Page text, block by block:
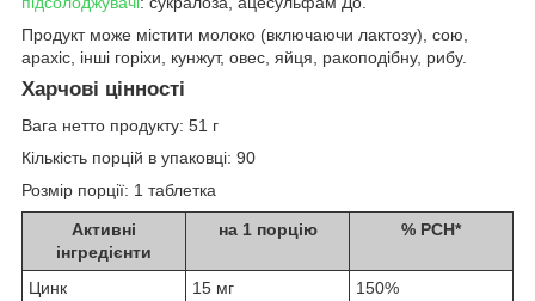
Продукт може містити молоко (включаючи лактозу), сою,
арахіс, інші горіхи, кунжут, овес, яйця, ракоподібну, рибу.
Харчові цінності
Вага нетто продукту: 51 г
Кількість порцій в упаковці: 90
Розмір порції: 1 таблетка
Активні
інгредієнти
на 1 порцію % РСН*
Цинк 15 мг
150%